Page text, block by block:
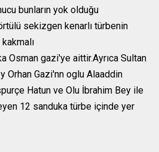
bunların yok olduğu
sekizgen kenarlı türbenin
Osman gazi'ye aittir.Ayrıca Sultan
Orhan Gazi'nn oglu Alaaddin
Hatun ve Olu İbrahim Bey ile
12 sanduka türbe içinde yer